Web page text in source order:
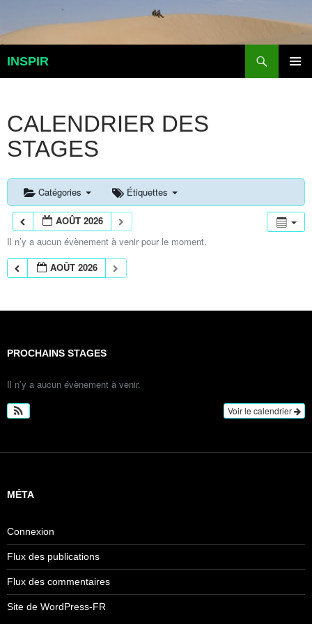
INSPIR
CALENDRIER DES
STAGES
Catégories Étiquettes
AOÛT 2026
Il n’y a aucun évènement à venir pour le moment.
AOÛT 2026
PROCHAINS STAGES
Il n’y a aucun évènement à venir.
Voir le calendrier
MÉTA
Connexion
Flux des publications
Flux des commentaires
Site de WordPress-FR